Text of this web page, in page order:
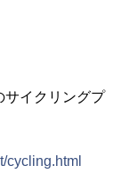
サイクリングプ
cycling.html